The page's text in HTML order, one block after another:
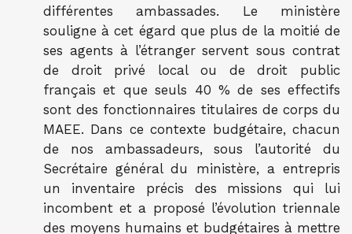
différentes ambassades. Le ministère
souligne à cet égard que plus de la moitié de
ses agents à l’étranger servent sous contrat
de droit privé local ou de droit public
français et que seuls 40 % de ses effectifs
sont des fonctionnaires titulaires de corps du
MAEE. Dans ce contexte budgétaire, chacun
de nos ambassadeurs, sous l’autorité du
Secrétaire général du ministère, a entrepris
un inventaire précis des missions qui lui
incombent et a proposé l’évolution triennale
des moyens humains et budgétaires à mettre